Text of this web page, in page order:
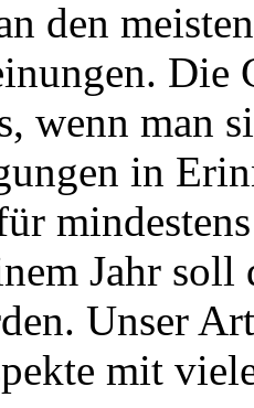
den
Die
wenn man
in
Jahr
Unser
mit